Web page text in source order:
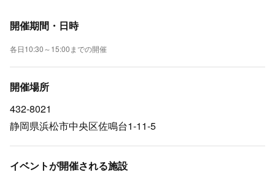
開催期間・日時
各日10:30～15:00までの開催
開催場所
432-8021
静岡県浜松市中央区佐鳴台1-11-5
イベントが開催される施設